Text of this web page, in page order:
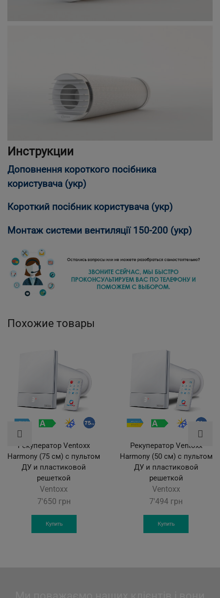
Инструкции
Доповнення короткого посібника
користувача (укр)
Короткий посібник користувача (укр)
Монтаж системи вентиляції 150-200 (укр)
Похожие товары
Рекуператор Ventoxx
Harmony (75 см) с пультом
ДУ и пластиковой
решеткой
Ventoxx
7'650 грн
Купить
Рекуператор Ventoxx
Harmony (50 см) с пультом
ДУ и пластиковой
решеткой
Ventoxx
7'494 грн
Купить